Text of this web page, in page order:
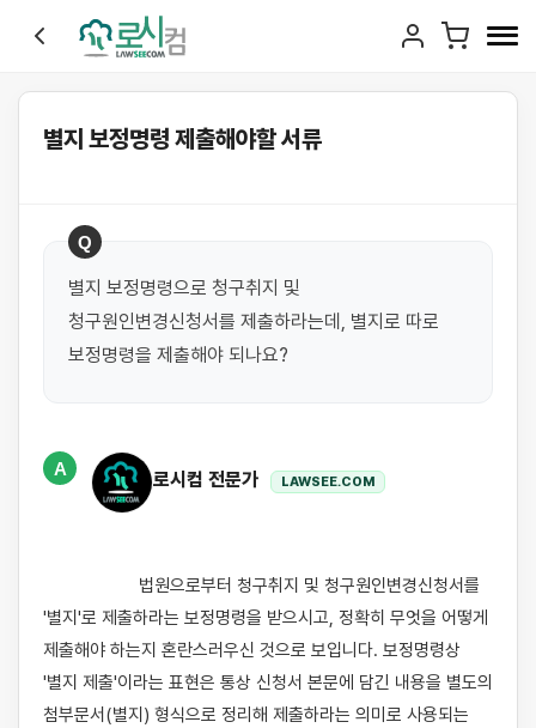
별지 보정명령 제출해야할 서류
Q
별지 보정명령으로 청구취지 및
청구원인변경신청서를 제출하라는데, 별지로 따로
보정명령을 제출해야 되나요?
A
로시컴 전문가 LAWSEE.COM
'별지'로 제출하라는 보정명령을 받으시고, 정확히 무엇을 어떻게
제출해야 하는지 혼란스러우신 것으로 보입니다. 보정명령상
'별지 제출'이라는 표현은 통상 신청서 본문에 담긴 내용을 별도의
첨부문서(별지) 형식으로 정리해 제출하라는 의미로 사용되는